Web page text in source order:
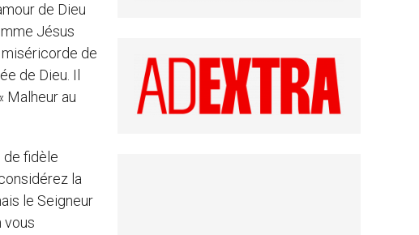
de Dieu
Jésus
miséricorde de
de Dieu. Il
Malheur au
de fidèle
la
le Seigneur
vous